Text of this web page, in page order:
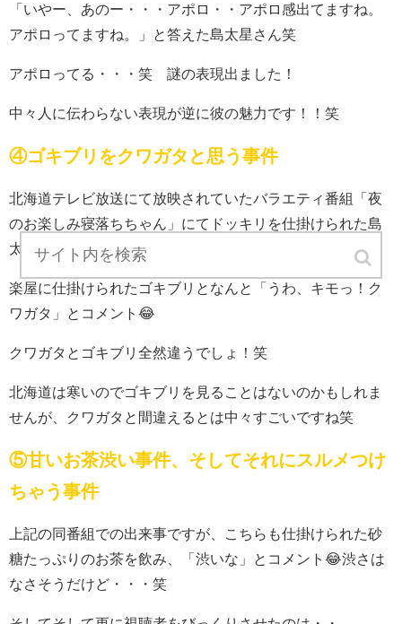
「いやー、あのー・・・アポロ・・アポロ感出てますね。
アポロってますね。」と答えた島太星さん笑
アポロってる・・・笑 謎の表現出ました！
中々人に伝わらない表現が逆に彼の魅力です！！笑
④ゴキブリをクワガタと思う事件
北海道テレビ放送にて放映されていたバラエティ番組「夜
のお楽しみ寝落ちちゃん」にてドッキリを仕掛けられた島
太星さん。
楽屋に仕掛けられたゴキブリとなんと「うわ、キモっ！ク
ワガタ」とコメント😂
クワガタとゴキブリ全然違うでしょ！笑
北海道は寒いのでゴキブリを見ることはないのかもしれま
せんが、クワガタと間違えるとは中々すごいですね笑
⑤甘いお茶渋い事件、そしてそれにスルメつけ
ちゃう事件
上記の同番組での出来事ですが、こちらも仕掛けられた砂
糖たっぷりのお茶を飲み、「渋いな」とコメント😂渋さは
なさそうだけど・・・笑